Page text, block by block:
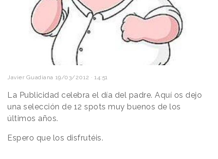
Javier Guadiana 19/03/2012 · 14:51
La Publicidad celebra el día del padre. Aquí os dejo
una selección de 12 spots muy buenos de los
últimos años.
Espero que los disfrutéis.